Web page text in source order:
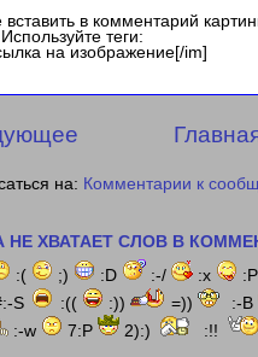
вставить в комментарий
теги:
на изображение[/im]
на: Комментарии к
НЕ ХВАТАЕТ СЛОВ В
:( ;) :D :-/ :x :P
S
:(( :)) =)) :-B
:-w 7:P 2):) :!!